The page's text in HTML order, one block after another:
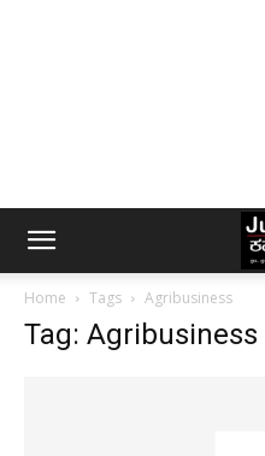
Home Tags Agribusiness
Tag: Agribusiness